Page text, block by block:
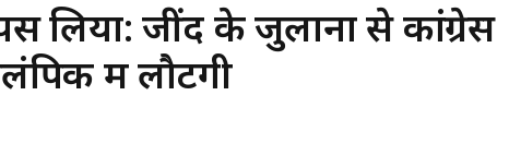
लिया: जींद के जुलाना से कांग्रेस
में लौटेंगी